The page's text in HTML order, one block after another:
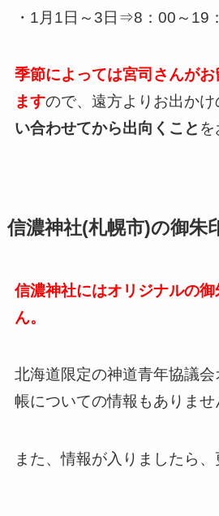
・1月1日～3日⇒8：00～19
季節によっては宮司さんがお
ますので、遠方よりお出か
い合わせてから出向くこと を
信濃神社(札幌市)の御朱
信濃神社にはオリジナルの
ん。
北海道限定の神道青年協議
帳についての情報もありませ
また、情報が入りましたら、